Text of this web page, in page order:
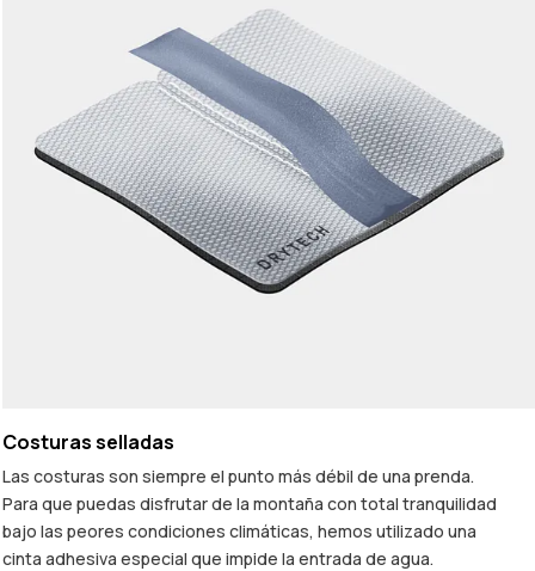
Costuras selladas
Las costuras son siempre el punto más débil de una prenda.
Para que puedas disfrutar de la montaña con total tranquilidad
bajo las peores condiciones climáticas, hemos utilizado una
cinta adhesiva especial que impide la entrada de agua.